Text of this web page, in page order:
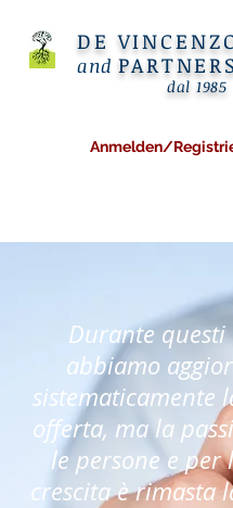
DE
and PARTNERS
dal 1985
Anmelden/
Durante
abbiamo
sistematicamente
offerta, ma la
le persone e per
crescita è rimasta